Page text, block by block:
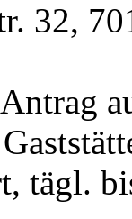
32,
tägl.